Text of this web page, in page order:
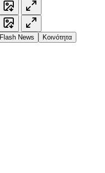
Flash News Κοινότητα